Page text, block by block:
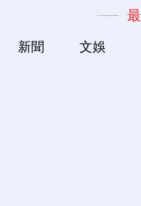
新聞 文娛